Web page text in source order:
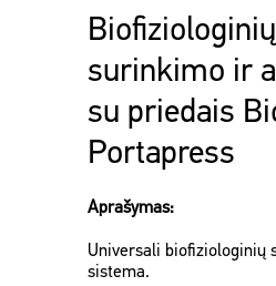
surinkimo ir
su priedais
Portapress
Aprašymas:
Universali biofiziologinių
sistema.